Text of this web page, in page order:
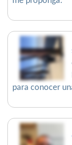
para conocer